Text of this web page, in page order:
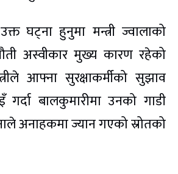
घट्ना हुनुमा मन्त्री ज्वालाको
अस्वीकार मुख्य कारण रहेको
आफ्ना सुरक्षाकर्मीको सुझाव
गर्दा बालकुमारीमा उनको गाडी
अनाहकमा ज्यान गएको स्रोतको